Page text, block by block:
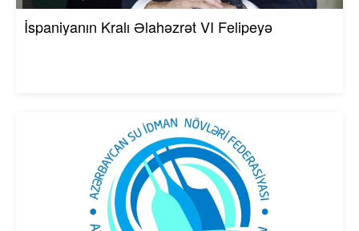
İspaniyanın Kralı Əlahəzrət VI Felipeyə